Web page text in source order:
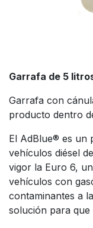
Garrafa de 5
Garrafa con
producto dentro
El AdBlue® es un
vehículos diésel
vigor la Euro 6,
vehículos con
contaminantes a
solución para que